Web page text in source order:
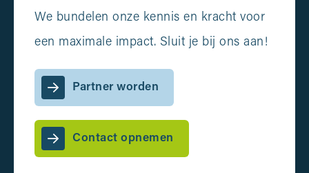
We bundelen onze kennis en kracht voor
een maximale impact. Sluit je bij ons aan!
Partner worden
Contact opnemen